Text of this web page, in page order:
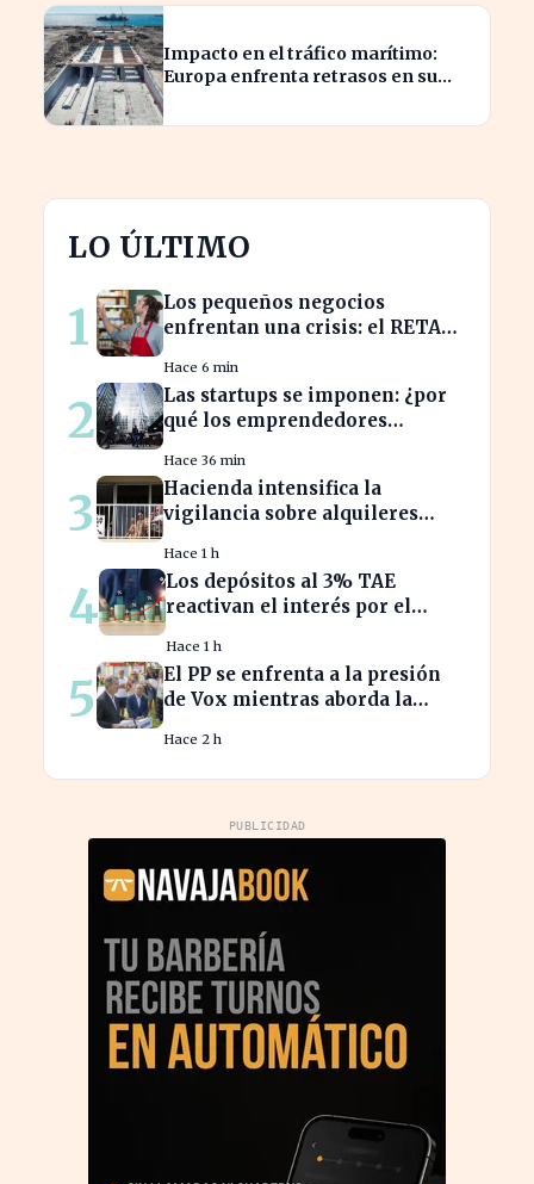
Impacto en el tráfico marítimo:
Europa enfrenta retrasos en su
LO ÚLTIMO
1
Los pequeños negocios
enfrentan una crisis: el RETA
Hace 6 min
2
Las startups se imponen: ¿por
qué los emprendedores
rezagados?
Hace 36 min
3
Hacienda intensifica la
vigilancia sobre alquileres
fraude
Hace 1 h
4
Los depósitos al 3% TAE
reactivan el interés por el
Hace 1 h
5
El PP se enfrenta a la presión
de Vox mientras aborda la
Hace 2 h
PUBLICIDAD